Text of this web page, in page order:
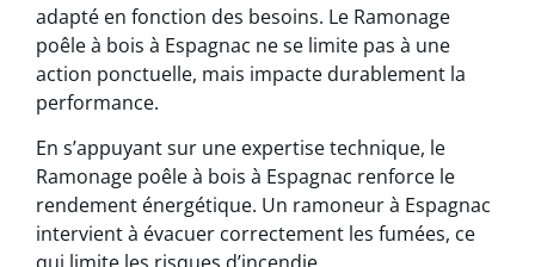
adapté en fonction des besoins. Le Ramonage
poêle à bois à Espagnac ne se limite pas à une
action ponctuelle, mais impacte durablement la
performance.
En s’appuyant sur une expertise technique, le
Ramonage poêle à bois à Espagnac renforce le
rendement énergétique. Un ramoneur à Espagnac
intervient à évacuer correctement les fumées, ce